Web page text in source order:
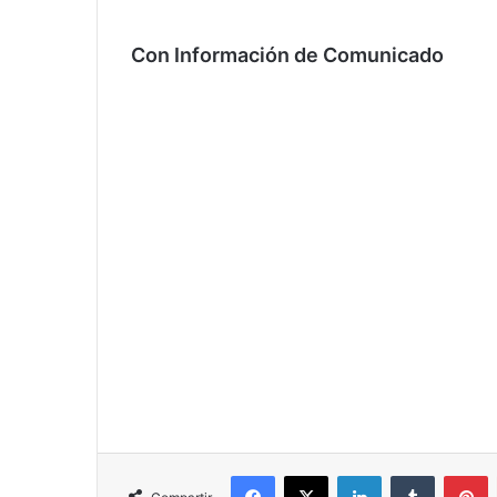
Con Información de Comunicado
Facebook
X LinkedInTumblr